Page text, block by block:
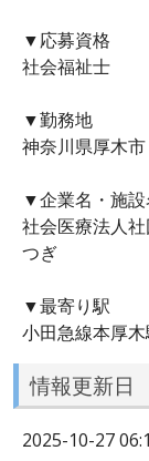
▼応募資格
社会福祉士
▼勤務地
神奈川県厚木
▼企業名・施設
社会医療法人
つぎ
▼最寄り駅
小田急線本厚木
情報更新日
2025-10-27